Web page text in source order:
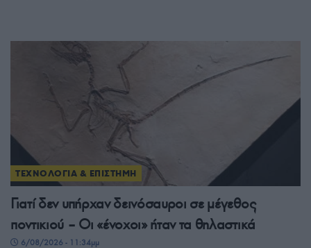
ΤΕΧΝΟΛΟΓΙΑ & ΕΠΙΣΤΗΜΗ
Γιατί δεν υπήρχαν δεινόσαυροι σε μέγεθος
ποντικιού – Οι «ένοχοι» ήταν τα θηλαστικά
6/08/2026 - 11:34μμ